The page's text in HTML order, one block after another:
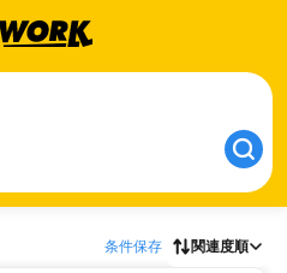
条件保存 関連度順